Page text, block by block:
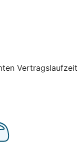
Vertragslaufzeit